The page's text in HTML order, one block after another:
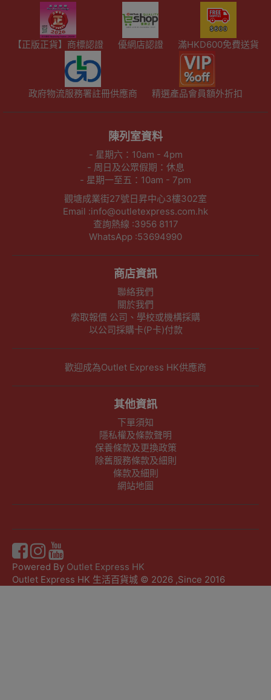
【正版正貨】商標認證 優網店認證 滿HKD600免費送貨
政府物流服務署註冊供應商 精選產品會員額外折扣
陳列室資料
- 星期六：10am - 4pm
- 周日及公眾假期：休息
- 星期一至五：10am - 7pm
觀塘成業街27號日昇中心3樓302室
Email :info@outletexpress.com.hk
查詢熱線 :3956 8117
WhatsApp :53694990
商店資訊
聯絡我們
關於我們
索取報價 公司、學校或機構採購
以公司採購卡(P卡)付款
歡迎成為Outlet Express HK供應商
其他資訊
下單須知
隱私權及條款聲明
保養條款及更換政策
除舊服務條款及細則
條款及細則
網站地圖
Powered By Outlet Express HK
Outlet Express HK 生活百貨城 © 2026 ,Since 2016